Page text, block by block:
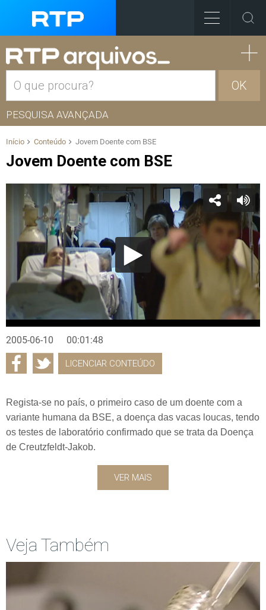
OK
PESQUISA AVANÇADA
Início Conteúdo Jovem Doente com BSE
Jovem Doente com BSE
2005-06-10 00:01:48
LICENCIAR CONTEÚDO
Regista-se no país, o primeiro caso de um doente com a
variante humana da BSE, a doença das vacas loucas, tendo
os testes de laboratório confirmado que se trata da Doença
de Creutzfeldt-Jakob.
VER MAIS
Veja Também